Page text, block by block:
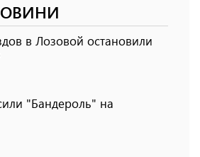
в Лозовой остановили
"Бандероль" на